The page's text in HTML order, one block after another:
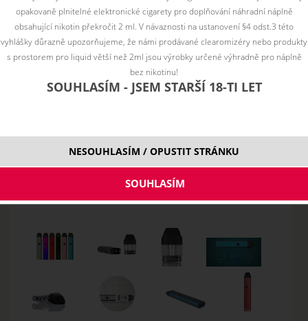
opakovaně plnitelné elektronické cigarety pro doplňování náhradní náplně
obsahující nikotin překročit 2 ml. V návaznosti na ustanovení §4 odst.3 této
vyhlášky důrazně upozorňujeme, že námi prodávané clearomizéry nebo produkty
s prostorem pro liquid větší než 2ml jsou výrobky určené výhradně pro náplně
bez nikotinu!
SOUHLASÍM - JSEM STARŠÍ 18-TI LET
NESOUHLASÍM / OPUSTIT STRÁNKU